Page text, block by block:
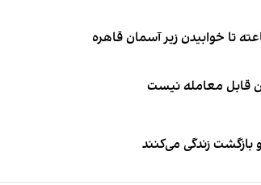
قابل معامله نیست
بازگشت زندگی می‌کنند